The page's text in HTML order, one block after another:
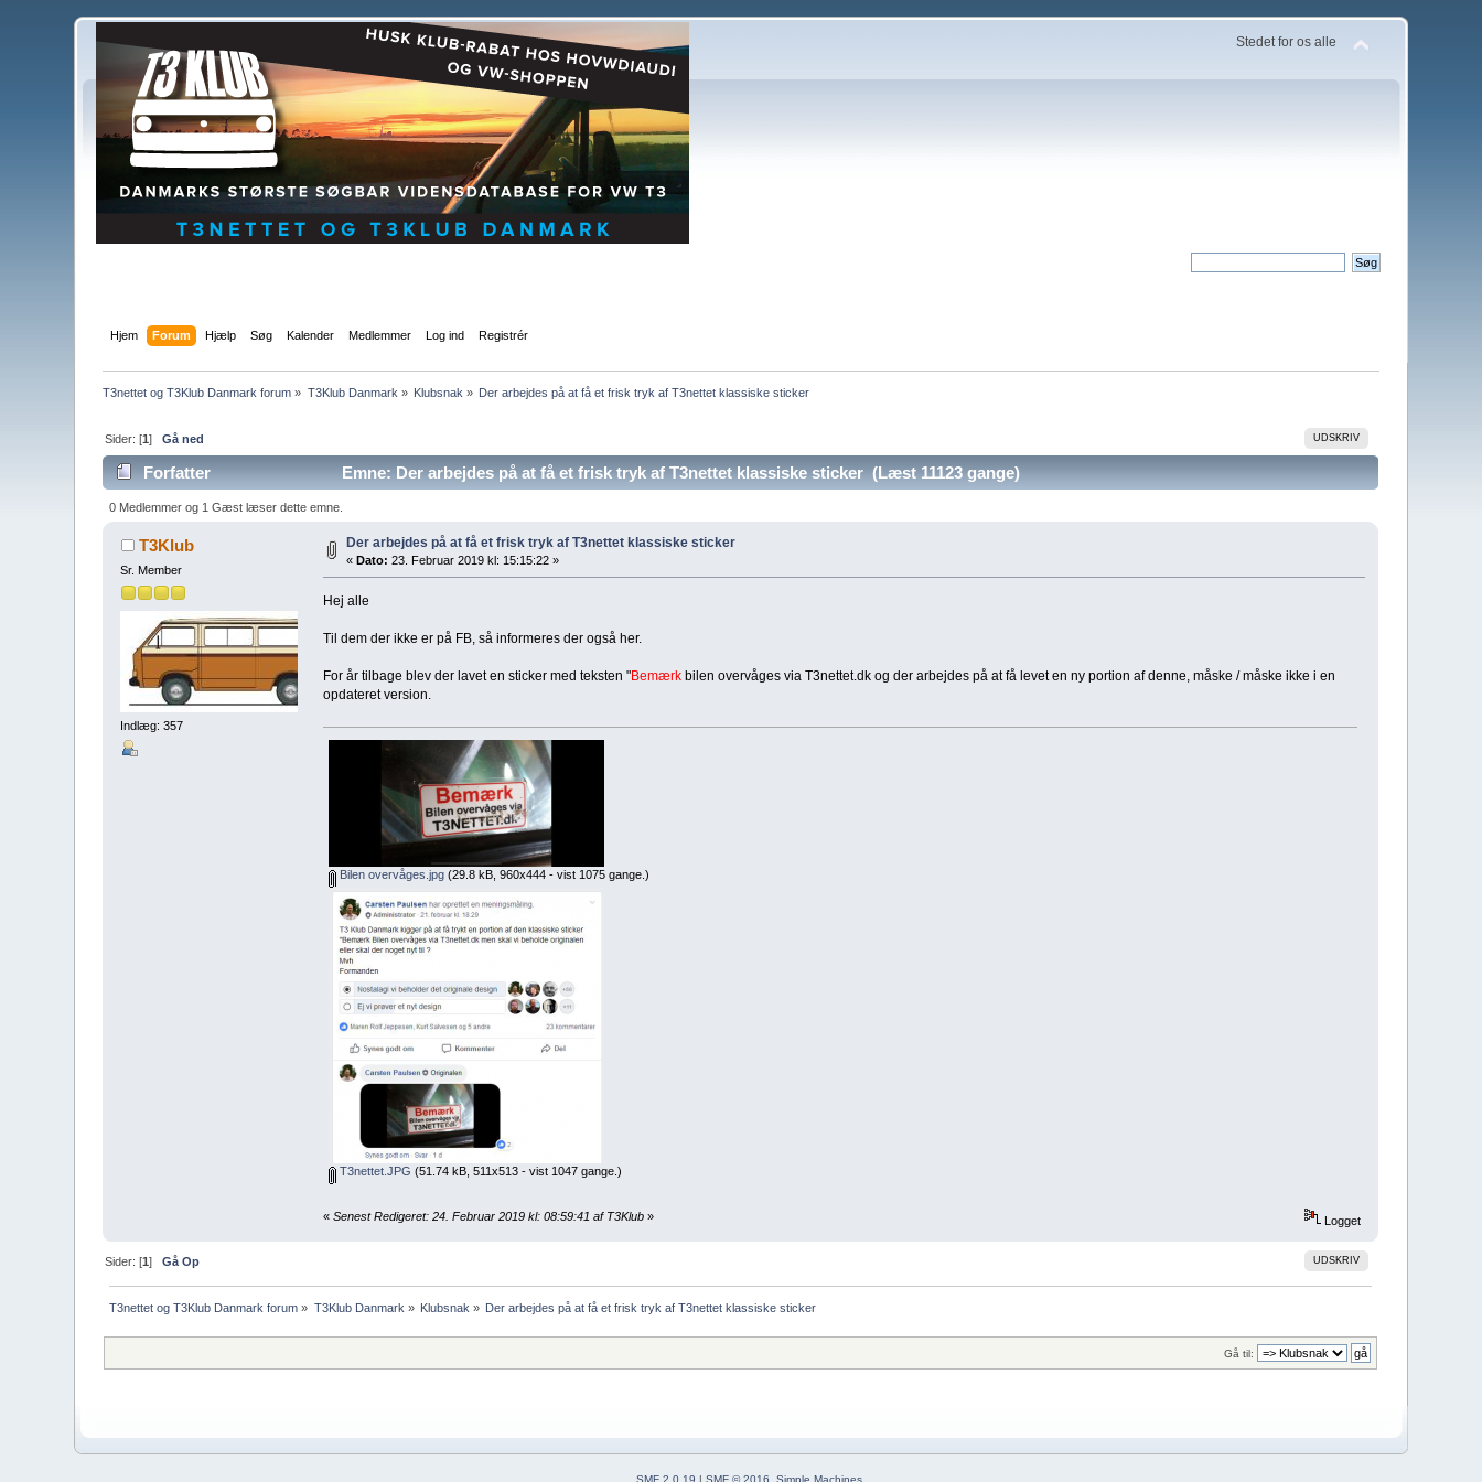
Stedet for os alle
Hjem Forum Hjælp Søg Kalender Medlemmer Log ind Registrér
T3nettet og T3Klub Danmark forum » T3Klub Danmark » Klubsnak » Der arbejdes på at få et frisk tryk af T3nettet klassiske sticker
UDSKRIV
Sider: [1]Gå ned
Forfatter Emne: Der arbejdes på at få et frisk tryk af T3nettet klassiske sticker (Læst 11123 gange)
0 Medlemmer og 1 Gæst læser dette emne.
T3Klub
Sr. Member
Indlæg: 357
Der arbejdes på at få et frisk tryk af T3nettet klassiske sticker
«Dato: 23. Februar 2019 kl: 15:15:22 »
Hej alle
Til dem der ikke er på FB, så informeres der også her.
For år tilbage blev der lavet en sticker med teksten "Bemærkbilen overvåges via T3nettet.dk og der arbejdes på at få levet en ny portion af denne, måske / måske ikke i en
opdateret version.
Bilen overvåges.jpg (29.8 kB, 960x444 - vist 1075 gange.)
T3nettet.JPG (51.74 kB, 511x513 - vist 1047 gange.)
« Senest Redigeret: 24. Februar 2019 kl: 08:59:41 af T3Klub» Logget
UDSKRIV
Sider: [1]Gå Op
T3nettet og T3Klub Danmark forum » T3Klub Danmark » Klubsnak » Der arbejdes på at få et frisk tryk af T3nettet klassiske sticker
Gå til:
SMF 2.0.19 | SMF © 2016 Simple Machines